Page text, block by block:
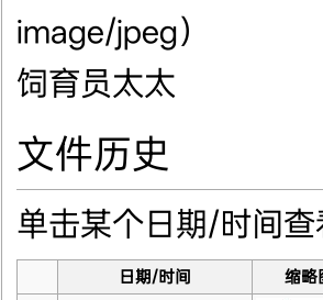
image/jpeg）
饲育员太太
文件历史
单击某个日期/时间
日期/时间
缩略